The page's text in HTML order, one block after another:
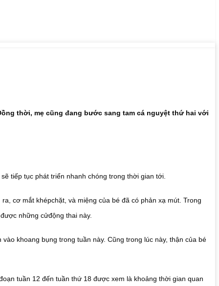
thời, mẹ cũng đang bước sang tam cá nguyệt thứ hai với
tiếp tục phát triển nhanh chóng trong thời gian tới.
cơ mắt khépchặt, và miệng của bé đã có phản xạ mút. Trong
những cửđộng thai này.
khoang bụng trong tuần này. Cũng trong lúc này, thận của bé
tuần 12 đến tuần thứ 18 được xem là khoảng thời gian quan